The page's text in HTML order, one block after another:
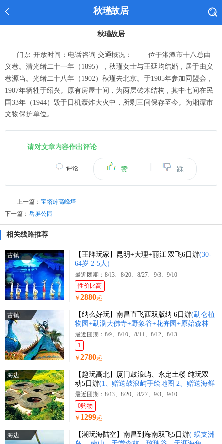
秋瑾故居
秋瑾故居
门票·开放时间：电话咨询 交通概况： 位于湘潭市十八总由
义巷。清光绪二十一年（1895），秋瑾女士与王延均结婚，居于由义
巷源当。光绪二十八年（1902）秋瑾去北京。于1905年参加同盟会，
1907年牺牲于绍兴。原有房屋十间，为两层砖木结构，其中七间在民
国33年（1944）毁于日机轰炸大火中，所剩三间保存至今。为湘潭市
文物保护单位。
请对文章内容作出评论
赞 踩
评论
上一篇： 宝塔岭高峰塔
下一篇： 岳屏公园
相关线路推荐
古镇 【王牌玩家】昆明+大理+丽江 双飞6日游(30-
64岁 2-5人)
最近团期：8/13、8/20、8/27、9/3、9/10
性价比高
￥ 2880起
古镇 【纳么好玩】南昌直飞西双版纳 6日游(勐仑植
物园+勐泐大佛寺+野象谷+花卉园+原始森林
公园+花卉园+曼迈集市+星光夜市)
最近团期：8/9、8/10、8/11、8/12、8/13
1
￥ 2780起
海边
【趣玩高北】厦门鼓浪屿、永定土楼 纯玩双
动5日游(1、赠送鼓浪屿手绘地图 2、赠送海鲜
大咖锅)
最近团期：8/13、8/20、8/27、9/3、9/10
0购物
￥ 1299起
海边 【潮玩海陆空】南昌到海南双飞5日游( 蜈支洲